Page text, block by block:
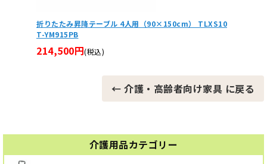
介護用品カテゴリー
折りたたみ昇降テーブル 6人用（120×150cm） TLXS1
0T-YM1215PB
258,500円(税込)
← 介護・高齢者向け家具 に戻る